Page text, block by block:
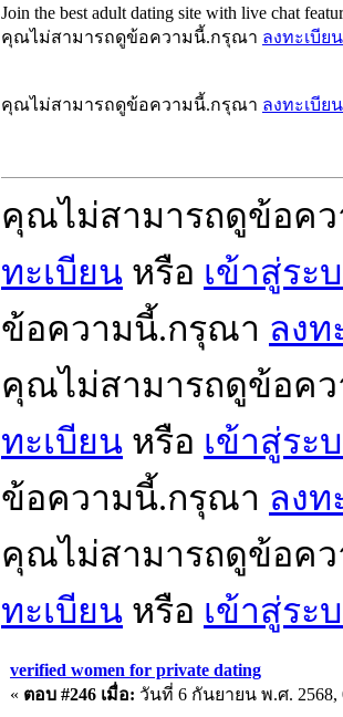
Join the best adult dating site with live chat
คุณไม่สามารถดูข้อความนี้.กรุณา ลงทะเบียน
คุณไม่สามารถดูข้อความนี้.กรุณา ลงทะเบียน
คุณไม่สามารถดูข้อค
ทะเบียน หรือ เข้าสู่ระ
ข้อความนี้.กรุณา ลงท
คุณไม่สามารถดูข้อค
ทะเบียน หรือ เข้าสู่ระ
ข้อความนี้.กรุณา ลงท
คุณไม่สามารถดูข้อค
ทะเบียน หรือ เข้าสู่ระ
verified women for private dating
« ตอบ #246 เมื่อ: วันที่ 6 กันยายน พ.ศ. 2568,